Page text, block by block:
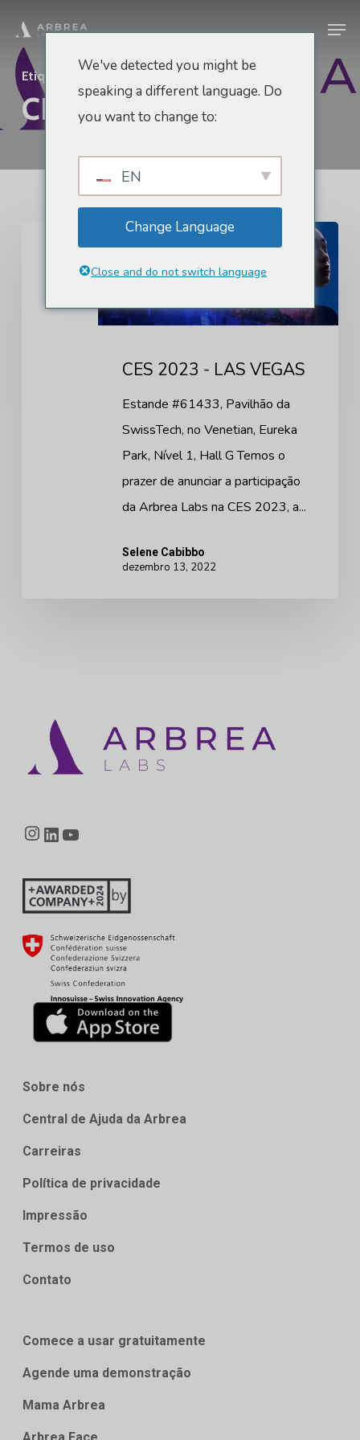
para
conteúdo
principal
Etiqueta
CES
LAS
CES 2023 - LAS VEGAS
Estande #61433, Pavilhão da
SwissTech, no Venetian, Eureka
Park, Nível 1, Hall G Temos o
prazer de anunciar a participação
da Arbrea Labs na CES 2023, a...
Selene Cabibbo
dezembro 13, 2022
Instagram
LinkedIn
Sobre nós
Central de Ajuda da Arbrea
Carreiras
Política de privacidade
Impressão
Termos de uso
Contato
Comece a usar gratuitamente
Agende uma demonstração
Mama Arbrea
We've detected you might be
speaking a different language. Do
you want to change to:
EN
Change Language
Close and do not switch language